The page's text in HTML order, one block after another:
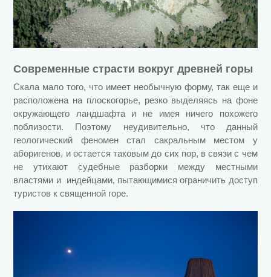
Современные страсти вокруг древней горы
Скала мало того, что имеет необычную форму, так еще и
расположена на плоскогорье, резко выделяясь на фоне
окружающего ландшафта и не имея ничего похожего
поблизости. Поэтому неудивительно, что данный
геологический феномен стал сакральным местом у
аборигенов, и остается таковым до сих пор, в связи с чем
не утихают судебные разборки между местными
властями и индейцами, пытающимися ограничить доступ
туристов к священной горе.